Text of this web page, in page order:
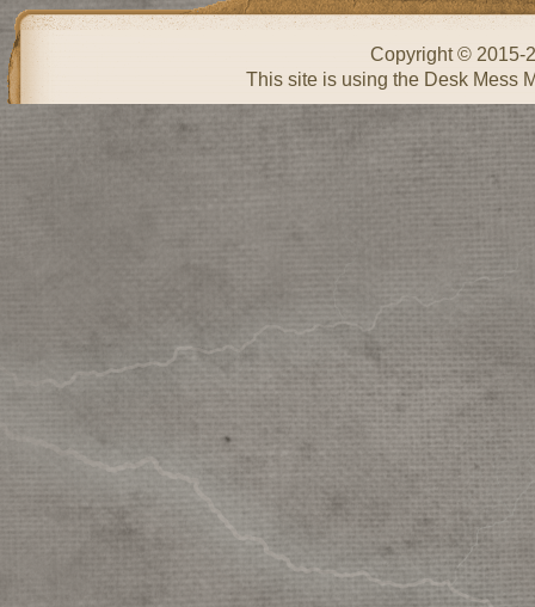
Copyright © 2015-
This site is using the Desk Mess